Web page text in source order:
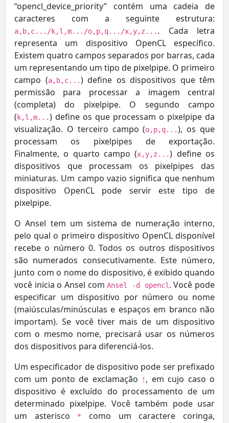
“opencl_device_priority” contém uma cadeia de
caracteres com a seguinte estrutura:
a,b,c.../k,l,m.../o,p,q.../x,y,z... . Cada letra
representa um dispositivo OpenCL específico.
Existem quatro campos separados por barras, cada
um representando um tipo de pixelpipe. O primeiro
campo (a,b,c...) define os dispositivos que têm
permissão para processar a imagem central
(completa) do pixelpipe. O segundo campo
( k,l,m...) define os que processam o pixelpipe da
visualização. O terceiro campo (o,p,q... ), os que
processam os pixelpipes de exportação.
Finalmente, o quarto campo (x,y,z... ) define os
dispositivos que processam os pixelpipes das
miniaturas. Um campo vazio significa que nenhum
dispositivo OpenCL pode servir este tipo de
pixelpipe.
O Ansel tem um sistema de numeração interno,
pelo qual o primeiro dispositivo OpenCL disponível
recebe o número 0. Todos os outros dispositivos
são numerados consecutivamente. Este número,
junto com o nome do dispositivo, é exibido quando
você inicia o Ansel comAnsel -d opencl . Você pode
especificar um dispositivo por número ou nome
(maiúsculas/minúsculas e espaços em branco não
importam). Se você tiver mais de um dispositivo
com o mesmo nome, precisará usar os números
dos dispositivos para diferenciá-los.
Um especificador de dispositivo pode ser prefixado
com um ponto de exclamação
! , em cujo caso o
dispositivo é excluído do processamento de um
determinado pixelpipe. Você também pode usar
um asterisco
*
como um caractere coringa,